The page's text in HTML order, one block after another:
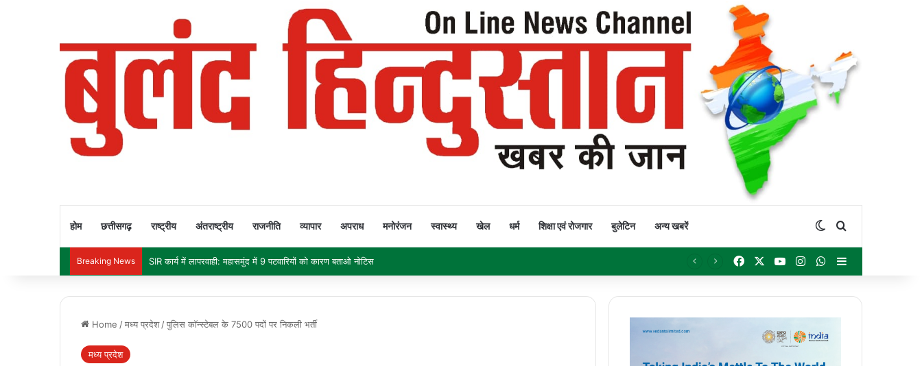
होम छत्तीसगढ़ राष्ट्रीय अंतराष्ट्रीय राजनीति व्यापार अपराध मनोरंजन स्वास्थ्य खेल धर्म शिक्षा एवं रोजगार बुलेटिन अन्य खबरें Switch skin
Search for
Breaking News दीपक बैज का चेतावनी भरा अल्टीमेटम: 30 नवंबर तक नहीं घटीं बिजली दरें तो सीएम हाउस का घेराव FacebookYouTubeInstagramWhatsApp
Sidebar
Home /मध्य प्रदेश/पुलिस कॉन्स्टेबल के 7500 पदों पर निकली भर्ती
मध्य प्रदेश